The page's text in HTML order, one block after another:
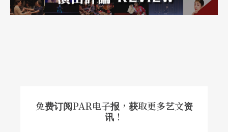
免费订阅PAR电子报，获取更多艺文资
讯！